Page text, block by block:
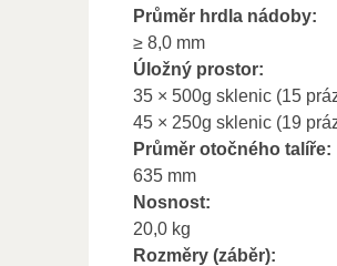
Průměr hrdla nádoby:
≥ 8,0 mm
Úložný prostor:
35 × 500g sklenic (15
45 × 250g sklenic (19
Průměr otočného talíře:
635 mm
Nosnost:
20,0 kg
Rozměry (záběr):